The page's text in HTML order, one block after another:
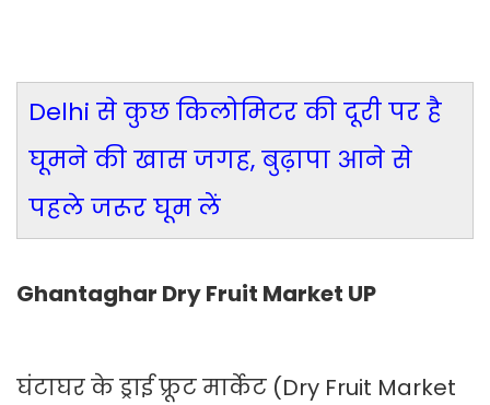
Delhi से कुछ किलोमिटर की दूरी पर है
घूमने की खास जगह, बुढ़ापा आने से
पहले जरूर घूम लें
Ghantaghar Dry Fruit Market UP
घंटाघर के ड्राई फ्रूट मार्केट (Dry Fruit Market